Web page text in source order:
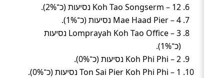
Koh Tao Songserm – 12 נסיעות (כ־2%).
Mae Haad Pier – 4 נסיעות (כ־1%).
Lomprayah Koh Tao Office – 3 נסיעות
(כ־1%).
Koh Phi Phi – 2 נסיעות (כ־0%).
Ton Sai Pier Koh Phi Phi – 1 נסיעות (כ־0%).